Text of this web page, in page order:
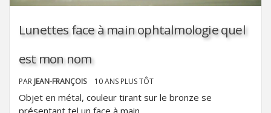
Lunettes face à main ophtalmologie quel
est mon nom
PAR JEAN-FRANÇOIS 10 ANS PLUS TÔT
Objet en métal, couleur tirant sur le bronze se
présentant tel un face à main,